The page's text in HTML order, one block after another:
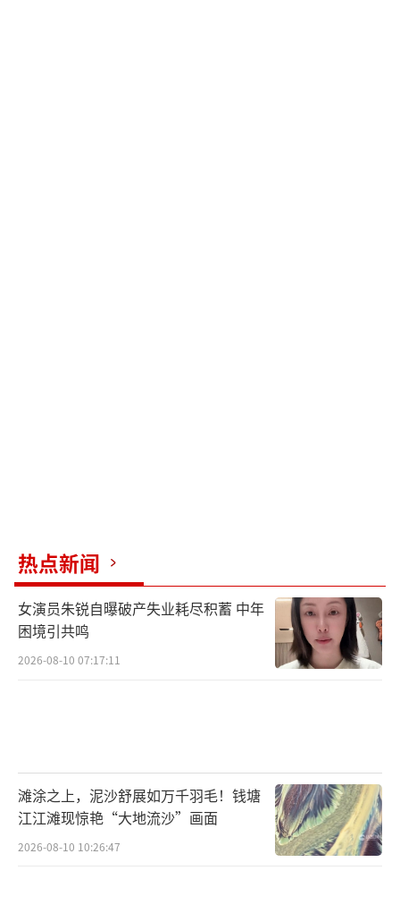
一批令人印象深刻的人物形象。
热点新闻
女演员朱锐自曝破产失业耗尽积蓄 中年
困境引共鸣
2026-08-10 07:17:11
滩涂之上，泥沙舒展如万千羽毛！钱塘
江江滩现惊艳“大地流沙”画面
2026-08-10 10:26:47